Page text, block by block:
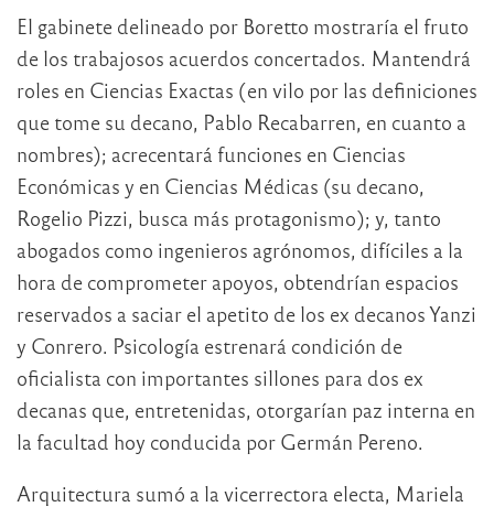
El gabinete delineado por Boretto mostraría el fruto
de los trabajosos acuerdos concertados. Mantendrá
roles en Ciencias Exactas (en vilo por las definiciones
que tome su decano, Pablo Recabarren, en cuanto a
nombres); acrecentará funciones en Ciencias
Económicas y en Ciencias Médicas (su decano,
Rogelio Pizzi, busca más protagonismo); y, tanto
abogados como ingenieros agrónomos, difíciles a la
hora de comprometer apoyos, obtendrían espacios
reservados a saciar el apetito de los ex decanos Yanzi
y Conrero. Psicología estrenará condición de
oficialista con importantes sillones para dos ex
decanas que, entretenidas, otorgarían paz interna en
la facultad hoy conducida por Germán Pereno.
Arquitectura sumó a la vicerrectora electa, Mariela